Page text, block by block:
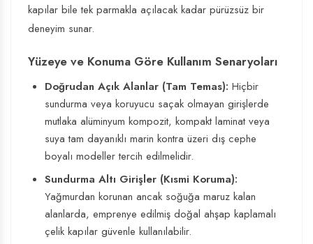
kapılar bile tek parmakla açılacak kadar pürüzsüz bir
deneyim sunar.
Yüzeye ve Konuma Göre Kullanım Senaryoları
Doğrudan Açık Alanlar (Tam Temas): Hiçbir
sundurma veya koruyucu saçak olmayan girişlerde
mutlaka alüminyum kompozit, kompakt laminat veya
suya tam dayanıklı marin kontra üzeri dış cephe
boyalı modeller tercih edilmelidir.
Sundurma Altı Girişler (Kısmi Koruma):
Yağmurdan korunan ancak soğuğa maruz kalan
alanlarda, emprenye edilmiş doğal ahşap kaplamalı
çelik kapılar güvenle kullanılabilir.